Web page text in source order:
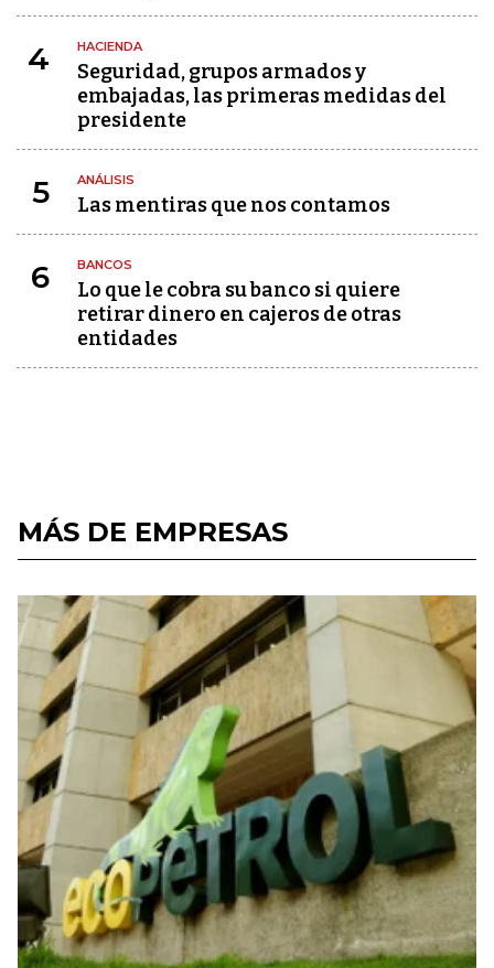
4 HACIENDA
Seguridad, grupos armados y
embajadas, las primeras medidas del
presidente
5 ANÁLISIS
Las mentiras que nos contamos
6 BANCOS
Lo que le cobra su banco si quiere
retirar dinero en cajeros de otras
entidades
MÁS DE EMPRESAS